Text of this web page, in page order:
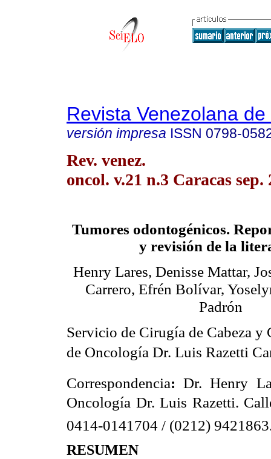
Revista Venezolana
versión impresa ISSN 0798-
Rev. venez.
oncol. v.21 n.3 Caracas sep.
Tumores odontogénicos.
y revisión de la
Henry Lares, Denisse Mattar,
Carrero, Efrén Bolívar,
Padrón
Servicio de Cirugía de Cabeza
de Oncología Dr. Luis Razetti
Correspondencia:Dr. Henry
Oncología Dr. Luis Razetti.
0414-0141704 / (0212)
RESUMEN